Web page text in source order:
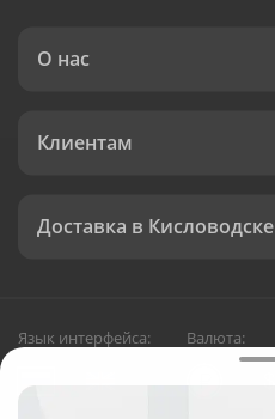
О нас
Клиентам
Доставка в Кисловодске
Язык интерфейса: Валюта: